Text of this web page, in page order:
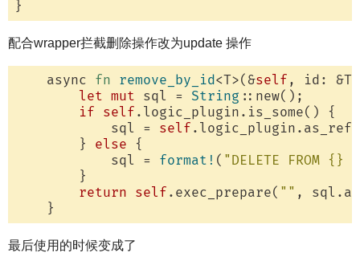
配合wrapper拦截删除操作改为update 操作
    async
fn remove_by_id<T>(&self , id:
let mut sql = String ::new();
if self .logic_plugin.is_some() {
            sql =
self
        }
else {
            sql =
format! ( "DELETE FROM {}
        }
return self .exec_prepare( "" ,
最后使用的时候变成了